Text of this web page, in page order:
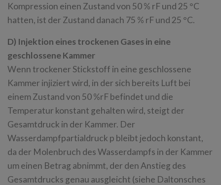
Kompression einen Zustand von 50 % rF und 25 °C
hatten, ist der Zustand danach 75 % rF und 25 °C.
D) Injektion eines trockenen Gases in eine
geschlossene Kammer
Wenn trockener Stickstoff in eine geschlossene
Kammer injiziert wird, in der sich bereits Luft bei
einem Zustand von 50 %rF befindet und die
Temperatur konstant gehalten wird, steigt der
Gesamtdruck in der Kammer. Der
Wasserdampfpartialdruck p bleibt jedoch konstant,
da der Molenbruch des Wasserdampfs in der Kammer
um einen Betrag abnimmt, der den Anstieg des
Gesamtdrucks genau ausgleicht (siehe Daltonsches